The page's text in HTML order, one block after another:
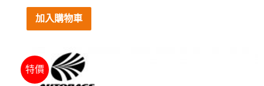
加入購物車
特價